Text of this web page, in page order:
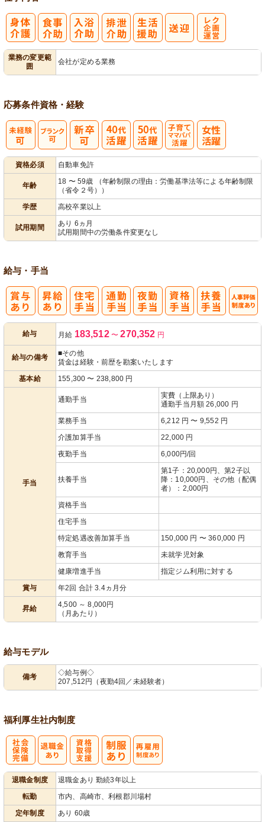
業務の変更範
囲
会社が定める業務
応募条件資格・経験
資格必須 自動車免許
年齢
18 〜 59歳 （年齢制限の理由：労働基準法等による年齢制限
（省令２号））
学歴
高校卒業以上
試用期間
あり 6ヵ月
試用期間中の労働条件変更なし
給与・手当
給与 月給 183,512 〜 270,352 円
給与の備考
■その他
賃金は経験・前歴を勘案いたします
基本給
155,300 〜 238,800 円
手当
通勤手当
実費（上限あり）
通勤手当月額 26,000 円
業務手当
6,212 円 〜 9,552 円
介護加算手当
22,000 円
夜勤手当
6,000円/回
扶養手当
第1子：20,000円、第2子以
降：10,000円、その他（配偶
者）：2,000円
資格手当
住宅手当
特定処遇改善加算手当
150,000 円 〜 360,000 円
教育手当
未就学児対象
健康増進手当
指定ジム利用に対する
賞与
年2回 合計 3.4ヵ月分
昇給
4,500 ～ 8,000円
（月あたり）
給与モデル
備考
◇給与例◇
207,512円（夜勤4回／未経験者）
福利厚生社内制度
退職金制度
退職金あり 勤続3年以上
転勤
市内、高崎市、利根郡川場村
定年制度
あり 60歳